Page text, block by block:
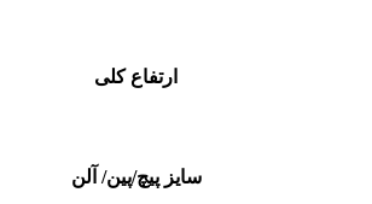
ارتفاع کلی
سایز پیچ/پین/ آلن